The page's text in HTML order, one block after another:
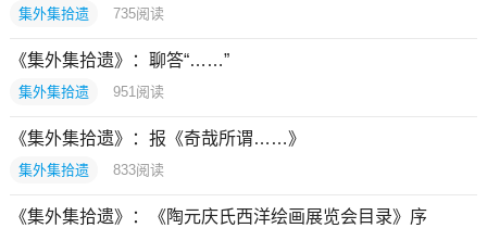
集外集拾遗 735阅读
《集外集拾遗》：聊答“……”
集外集拾遗 951 阅读
《集外集拾遗》：报《奇哉所谓……》
集外集拾遗 833阅读
《集外集拾遗》：《陶元庆氏西洋绘画展览会目录》序